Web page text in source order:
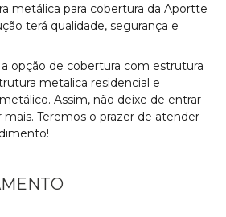
metálica para cobertura da Aportte
terá qualidade, segurança e
opção de cobertura com estrutura
metalica residencial e
Assim, não deixe de entrar
Teremos o prazer de atender